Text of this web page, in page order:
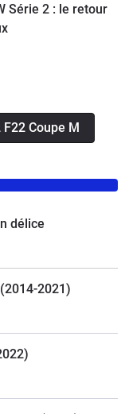
Série 2 : le retour
Coupe M
délice
2021)